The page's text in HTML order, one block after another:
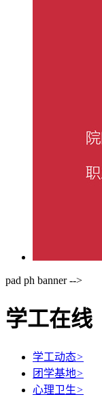
pad ph banner -->
学工在线
学工动态>
团学基地>
心理卫生>